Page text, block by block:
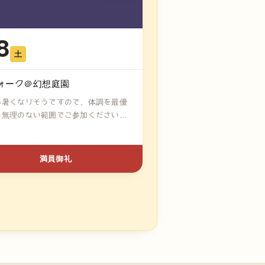
土
ーク＠幻想庭園
くなりそうですので、体調を最優
理のない範囲でご参加ください！
満員御礼